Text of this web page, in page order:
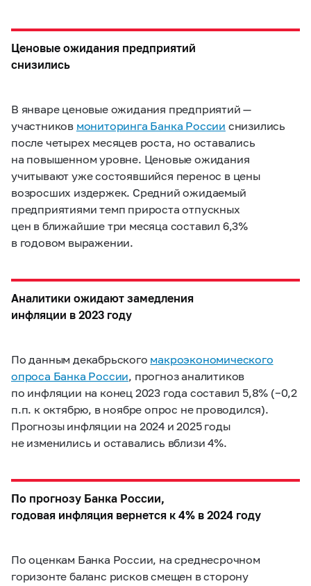
Ценовые ожидания предприятий
снизились
В январе ценовые ожидания предприятий —
участников мониторинга Банка России снизились
после четырех месяцев роста, но оставались
на повышенном уровне. Ценовые ожидания
учитывают уже состоявшийся перенос в цены
возросших издержек. Средний ожидаемый
предприятиями темп прироста отпускных
цен в ближайшие три месяца составил 6,3%
в годовом выражении.
Аналитики ожидают замедления
инфляции в 2023 году
По данным декабрьского макроэкономического
опроса Банка России, прогноз аналитиков
по инфляции на конец 2023 года составил 5,8% (−0,2
п.п. к октябрю, в ноябре опрос не проводился).
Прогнозы инфляции на 2024 и 2025 годы
не изменились и оставались вблизи 4%.
По прогнозу Банка России,
годовая инфляция вернется к 4% в 2024 году
По оценкам Банка России, на среднесрочном
горизонте баланс рисков смещен в сторону